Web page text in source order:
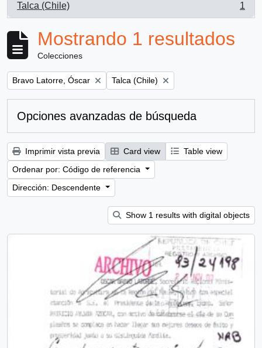
Talca (Chile)
, 1 resultados
1
Mostrando 1 resultados
Colecciones
Remove filter:
Bravo Latorre, Óscar Remove filter:
Talca (Chile)
Opciones avanzadas de búsqueda
Imprimir vista previa Card view
Table view
Ordenar por: Código de referencia
Dirección: Descendente
Show 1 results with digital objects